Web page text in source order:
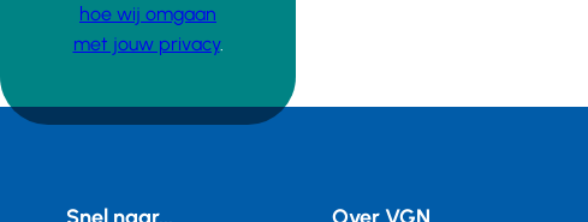
hoe wij omgaan
met jouw privacy.